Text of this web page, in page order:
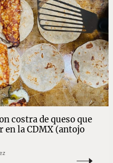
costra de queso que
en la CDMX (antojo